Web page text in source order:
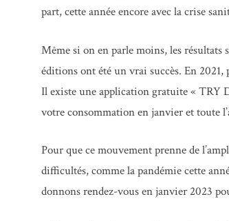
part, cette année encore avec la crise
Même si on en parle moins, les
éditions ont été un vrai succès. En 2021,
Il existe une application gratuite « TRY
votre consommation en janvier et toute
Pour que ce mouvement prenne de
difficultés, comme la pandémie cette
donnons rendez-vous en janvier 2023